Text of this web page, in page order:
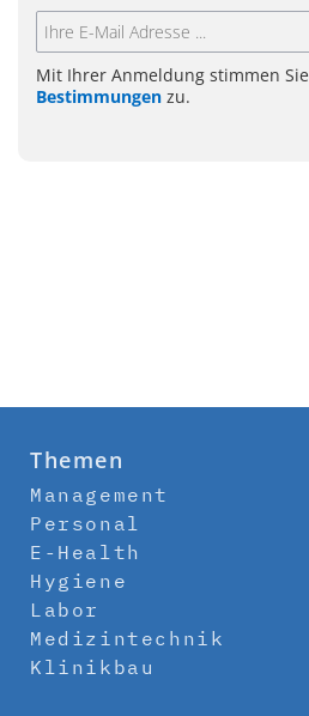
Mit Ihrer Anmeldung stimmen
Bestimmungen zu.
Themen
Management
Personal
E-Health
Hygiene
Labor
Medizintechnik
Klinikbau